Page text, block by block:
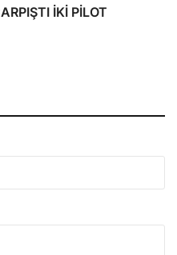
İKİ PİLOT